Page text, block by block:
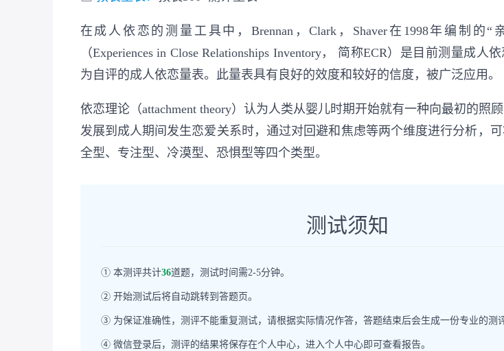
在成人依恋的测量工具中，Brennan，Clark，Shaver在1998年编制的“
（Experiences in Close Relationships Inventory， 简称ECR）是目前测量成人
为自评的成人依恋量表。此量表具有良好的效度和较好的信度，被广泛应用。
依恋理论（attachment theory）认为人类从婴儿时期开始就有一种向最初的照
发展到成人期间发生恋爱关系时，通过对回避和焦虑等两个维度进行分析，
全型、专注型、冷漠型、恐惧型等四个类型。
测试须知
① 本测评共计36道题，测试时间需2-5分钟。
② 开始测试后将自动跳转到答题页。
③ 为保证准确性，测评不能重复测试，请根据实际情况作答，答题结束后会生成一份专业的测
④ 微信登录后，测评的结果将保存在个人中心，进入个人中心即可查看报告。